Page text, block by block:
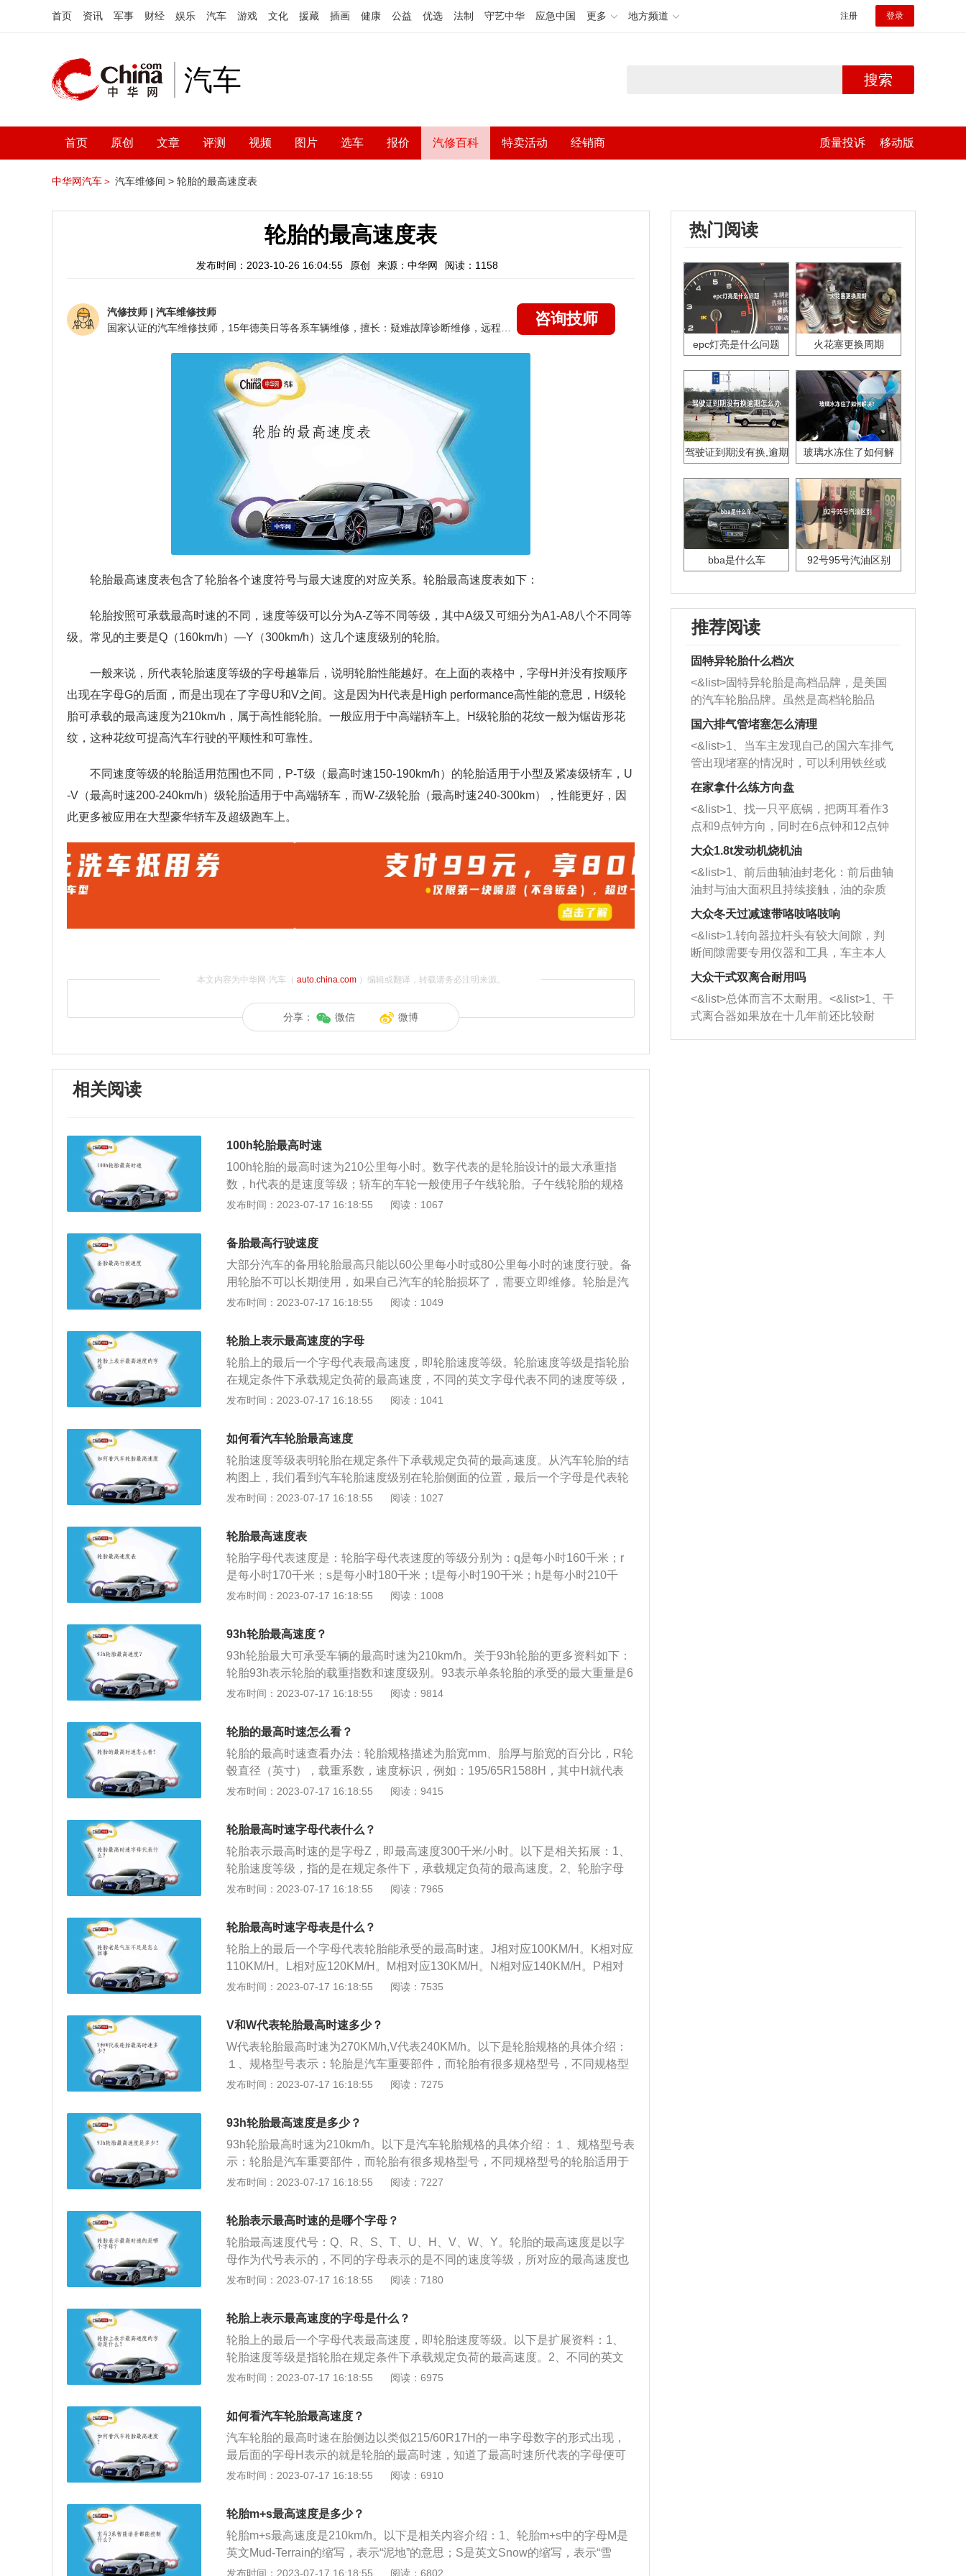
首页 资讯 军事 财经 娱乐 汽车 游戏 文化 援藏 插画 健康 公益 优选 法制 守艺中华 应急中国 更多 地方频道 注册 登录
汽车 搜索
首页 原创 文章 评测 视频 图片 选车 报价 汽修百科 特卖活动 经销商 质量投诉 移动版
中华网汽车＞ 汽车维修间 > 轮胎的最高速度表
轮胎的最高速度表
发布时间：2023-10-26 16:04:55 原创 来源：中华网 阅读：1158
汽修技师 | 汽车维修技师
咨询技师
轮胎最高速度表包含了轮胎各个速度符号与最大速度的对应关系。轮胎最高速度表如下：
轮胎按照可承载最高时速的不同，速度等级可以分为A-Z等不同等级，其中A级又可细分为A1-A8八个不同等
级。常见的主要是Q（160km/h）—Y（300km/h）这几个速度级别的轮胎。
一般来说，所代表轮胎速度等级的字母越靠后，说明轮胎性能越好。在上面的表格中，字母H并没有按顺序
出现在字母G的后面，而是出现在了字母U和V之间。这是因为H代表是High performance高性能的意思，H级轮
胎可承载的最高速度为210km/h，属于高性能轮胎。一般应用于中高端轿车上。H级轮胎的花纹一般为锯齿形花
纹，这种花纹可提高汽车行驶的平顺性和可靠性。
不同速度等级的轮胎适用范围也不同，P-T级（最高时速150-190km/h）的轮胎适用于小型及紧凑级轿车，U
-V（最高时速200-240km/h）级轮胎适用于中高端轿车，而W-Z级轮胎（最高时速240-300km），性能更好，因
此更多被应用在大型豪华轿车及超级跑车上。
本文内容为中华网·汽车（ auto.china.com）编辑或翻译，转载请务必注明来源。
分享： 微信 微博
相关阅读
100h轮胎最高时速
100h轮胎的最高时速为210公里每小时。数字代表的是轮胎设计的最大承重指
数，h代表的是速度等级；轿车的车轮一般使用子午线轮胎。子午线轮胎的规格
包括宽度，高宽比，内径和速度极限符号。特别要指出的是高宽比，其含义是轮
小，轮胎形状越扁平。h或v都表示轮胎的速度等级，即轮胎在规定条件下承载规
定负荷的最高速度100v，最高安全速度极限为240km/h。除此之外还有以下多种
字母所代表不同速度登记：轮胎100h代表的意思是轮胎速度级别、载重指数这两
个参数，数字部分意味着是轮胎的载重指数，字母部分意味着轮胎的速度级别。
其中100就说明轮胎在额定速度下，最大承载重量是800公斤。h是额定的载重之
T、U、H、V、W、Y，其中Y代表的是轮胎的最高速度等级，最高速度可以达到
每小时300km。轮胎的速度等级越高，能够承受的极速就会越大，在驾驶汽车的
过程中，轮胎的抓地力就会越强。汽车的轮胎速度等级越高，轮胎的耐磨性能就
轮胎的耐摩擦性能较差，使用的周期就会越短。
发布时间：2023-07-17 16:18:55 阅读：1067
备胎最高行驶速度
大部分汽车的备用轮胎最高只能以60公里每小时或80公里每小时的速度行驶。备
用轮胎不可以长期使用，如果自己汽车的轮胎损坏了，需要立即维修。轮胎是汽
车上一个重要的部件，轮胎关乎到汽车的行驶稳定性和行驶安全性，轮胎是橡胶
情况下，轮胎安装在汽车上是可以使用四年的，所以建议大家每隔四年更换一次
轮胎。在购买新的轮胎时，也一定要看清楚生产日期，因为轮胎都是有保质期
的。正常情况下，轮胎放着不用的保质期是4到5年，如果出厂超过保质期了，那
就不要购买了。在安装好新的轮胎后，一定要重新给每个车轮做一下动平衡测
试，这样可以防止高速行驶时车轮出现异常抖动现象。如果高速行驶时车轮出现
经常检查一下轮胎的气压，气压对于轮胎来说是很重要的。轮胎的气压不能过高
也不能过低。备胎的使用寿命在5-6年左右。因为备胎没有在车外被风吹雨打所腐
蚀，所以老化速度要慢一点。一般来说轮胎的使用寿命一般是在3年或6万公里左
期，超过保质期的轮胎，整体性能均已下降，在路上跑高温的作用下，很可能撕
些。备胎由于不是长期挂在车上运行，没有磨损，所以一个没有磨损的轮胎和已
经磨损殆尽的轮胎是不一样的，备胎在车上使用本身就存在着一定的安全隐患。
由于备胎一直被放置在后备箱中，所以换上备胎后，因四条胎的摩擦系数不同，
地面附着力不同，气压不同，长时间使用会对车辆的制动系统、转向系统及悬挂
发布时间：2023-07-17 16:18:55 阅读：1049
轮胎上表示最高速度的字母
轮胎上的最后一个字母代表最高速度，即轮胎速度等级。轮胎速度等级是指轮胎
在规定条件下承载规定负荷的最高速度，不同的英文字母代表不同的速度等级，
会用不同英文字母代号来表示轮胎的速度等级。常见的轮胎速度等级有Q代表的
是190千米/小时、U代表的是200千米/小时、H代表的是210千米/小时、V代表的
是240千米/小时、W代表的是270千米/小时、Y代表的是300千米/小时。轮胎是在
各种车辆或机械上装配的接地滚动的圆环形弹性橡胶制品，通常安装在金属轮辋
上，能支承车身，缓冲外界冲击，实现与路面的接触并保证车辆的行驶性能。
发布时间：2023-07-17 16:18:55 阅读：1041
如何看汽车轮胎最高速度
轮胎速度等级表明轮胎在规定条件下承载规定负荷的最高速度。从汽车轮胎的结
构图上，我们看到汽车轮胎速度级别在轮胎侧面的位置，最后一个字母是代表轮
胎的速度等级。一般来讲，代表轮胎速度等级的字母越靠后，就说明这种轮胎性
速度150—190km/h）的轮胎适用于小型及紧凑级轿车，U—V（最高速度200—2
40km/h）级轮胎适用于中高端轿车，而性能最好的W—Z轮胎由于可承载的最高
速度在240—300km之间，因而通常被应用在大型豪华轿车以及超级跑车上。
发布时间：2023-07-17 16:18:55 阅读：1027
轮胎最高速度表
轮胎字母代表速度是：轮胎字母代表速度的等级分别为：q是每小时160千米；r
是每小时170千米；s是每小时180千米；t是每小时190千米；h是每小时210千
米；v是每小时240千米；w是每小时270千米；y是每小时300千米；zr是速度高
查轮胎的磨损情况，根据磨损情况及时更换；进行四轮换位，四轮换位能保证车
辆4个轮胎均匀受力，避免过度磨损。
发布时间：2023-07-17 16:18:55 阅读：1008
93h轮胎最高速度？
93h轮胎最大可承受车辆的最高时速为210km/h。关于93h轮胎的更多资料如下：
轮胎93h表示轮胎的载重指数和速度级别。93表示单条轮胎的承受的最大重量是6
50KG，h表示轮胎最大可以承受车辆的最高时速为210km/h。拓展资料：轮胎是
传送牵引和制动的扭力，保证车轮与路面的附着力；减轻和吸收汽车在行驶时的
震动和冲击力。
发布时间：2023-07-17 16:18:55 阅读：9814
轮胎的最高时速怎么看？
轮胎的最高时速查看办法：轮胎规格描述为胎宽mm、胎厚与胎宽的百分比，R轮
毂直径（英寸），载重系数，速度标识，例如：195/65R1588H，其中H就代表
的最高时速。轮胎的速度等级通常用字母和数字表示，速度等级表明轮胎在规定
在驾驶过程中，汽车车速绝对不可以超过轮胎的速度等级。轮胎是在各种车辆或
机械上装配的接地滚动的圆环形弹性橡胶制品，通常安装在金属轮辋上，能支承
车身、缓冲外界冲击，实现与路面的接触并保证车辆的行驶性能。
发布时间：2023-07-17 16:18:55 阅读：9415
轮胎最高时速字母代表什么？
轮胎表示最高时速的是字母Z，即最高速度300千米/小时。以下是相关拓展：1、
轮胎速度等级，指的是在规定条件下，承载规定负荷的最高速度。2、轮胎字母
分级：J、K、L、M、N、P、Q、R、S、T、U、H、V、W、Y、Z。3、所对应
0、210、240、270、300千米/小时。
发布时间：2023-07-17 16:18:55 阅读：7965
轮胎最高时速字母表是什么？
轮胎上的最后一个字母代表轮胎能承受的最高时速。J相对应100KM/H。K相对应
110KM/H。L相对应120KM/H。M相对应130KM/H。N相对应140KM/H。P相对
应150KM/H。Q相对应160KM/H。R相对应170KM/H。以下是关于汽车轮胎和汽
路面接触，和汽车悬架共同来缓和汽车行驶时所受到的冲击。2、汽车时速：汽
车行车速度是指汽车在单位时间内驶过的距离，简称车速，常用单位是公里/小时
或米/秒。
发布时间：2023-07-17 16:18:55 阅读：7535
V和W代表轮胎最高时速多少？
W代表轮胎最高时速为270KM/h,V代表240KM/h。以下是轮胎规格的具体介绍：
１、规格型号表示：轮胎是汽车重要部件，而轮胎有很多规格型号，不同规格型
号的轮胎适用于不同的车型。规格型号标识通常在轮胎侧边，以一连串的字母数
速度等级。２、速度等级：按照可承载最高时速的不同，轮胎的速度等级可以分
为A-Z等不同等级，其中A级又可细分为A1-A8八个不同等级。所代表轮胎速度等
级的字母越靠后，说明轮胎性能越好。
发布时间：2023-07-17 16:18:55 阅读：7275
93h轮胎最高速度是多少？
93h轮胎最高时速为210km/h。以下是汽车轮胎规格的具体介绍：１、规格型号表
示：轮胎是汽车重要部件，而轮胎有很多规格型号，不同规格型号的轮胎适用于
不同的车型。规格型号标识通常在轮胎侧边，以一连串的字母数字标识，对应表
速度等级：按照可承载最高时速的不同，轮胎的速度等级可以分为A-Z等不同等
级，其中A级又可细分为A1-A8八个不同等级。所代表轮胎速度等级的字母越靠
后，说明轮胎性能越好。
发布时间：2023-07-17 16:18:55 阅读：7227
轮胎表示最高时速的是哪个字母？
轮胎最高速度代号：Q、R、S、T、U、H、V、W、Y。轮胎的最高速度是以字
母作为代号表示的，不同的字母表示的是不同的速度等级，所对应的最高速度也
就不一样。Q代表的是160公里/小时、R代表的是170公里/小时、S代表的是180
公里/小时、V代表的是240公里/小时、W代表的是270公里/小时、Y代表的是300
公里/小时。一般情况下，P-T（150-190Km/h）的轮胎适用于小型及紧凑型车，
U-V（200-240Km/h）的轮胎适用于中高端车。而W-Z（270Km/h+）则用于大型
豪华轿车以及跑车上。
发布时间：2023-07-17 16:18:55 阅读：7180
轮胎上表示最高速度的字母是什么？
轮胎上的最后一个字母代表最高速度，即轮胎速度等级。以下是扩展资料：1、
轮胎速度等级是指轮胎在规定条件下承载规定负荷的最高速度。2、不同的英文
字母代表不同的速度等级。例如轮胎上的速度等级为W代表的是270KM/h，V代
的轮胎最后一个字母都是v，这表示轮胎可以承受240公里每小时的最高速度，在
速度等级前面的数字表示轮胎的载重指数。
发布时间：2023-07-17 16:18:55 阅读：6975
如何看汽车轮胎最高速度？
汽车轮胎的最高时速在胎侧边以类似215/60R17H的一串字母数字的形式出现，
最后面的字母H表示的就是轮胎的最高时速，知道了最高时速所代表的字母便可
对照速度等级表找出相对应的最高时速，H对应的最高时速为210KM/h。关于轮
期：如果生产日期是很久之前的日期，就不要购买。轮胎是橡胶制品，即使放着
不用也会出现老化现象。2、平时用车时，需要经常检查胎压和轮胎表面是否存
在破损：轮胎的胎壁比较脆弱，如果胎壁被划破或扎破将无法修补。建议车主每
四年更换一次轮胎，即使四年内行驶的里程较少也要更换。
发布时间：2023-07-17 16:18:55 阅读：6910
轮胎m+s最高速度是多少？
轮胎m+s最高速度是210km/h。以下是相关内容介绍：1、轮胎m+s中的字母M是
英文Mud-Terrain的缩写，表示“泥地”的意思；S是英文Snow的缩写，表示“雪
地”的意思。2、一些轮胎上有这种M+S标识代表的就是这款轮胎可以在雪地和泥
发布时间：2023-07-17 16:18:55 阅读：6802
热门阅读
epc灯亮是什么问题 火花塞更换周期
驾驶证到期没有换,逾期
玻璃水冻住了如何解
bba是什么车 92号95号汽油区别
推荐阅读
固特异轮胎什么档次
<&list>固特异轮胎是高档品牌，是美国
的汽车轮胎品牌。虽然是高档轮胎品
牌，但是中高低端的轮胎都有生产，这
也是为了更好的开拓市场。
国六排气管堵塞怎么清理
<&list>1、当车主发现自己的国六车排气
管出现堵塞的情况时，可以利用铁丝或
者是细棍，直接将杂物给取出来，如果
堵塞情况比较严重，也可以采取应急措
施。 <&list>2、直接利用木棍将所有的
杂物推到排气管里面的位置处，然后将
三元催化器拆解开，就可以将堵塞的东
西取出来。但如果是因为积碳过多引起
的堵塞，就需要将三元催化器泡在草酸
洗剂对堵塞的情况得到解决，将清洗剂
放在燃油箱中，与燃油混合后，车辆启
动时，就可以和汽油一起进入到燃烧
室，最后形成废气排出，就可以让三元
催化器得到清洗，排气管堵塞的情况就
能够得到解决。
在家拿什么练方向盘
<&list>1、找一只平底锅，把两耳看作3
点和9点钟方向，同时在6点钟和12点钟
方向做一个标记。 <&list>2、双手握住
一圈半的练习，往右同样也要打相同的
圈数。 <&list>3、最后强调要反复练
习，这样就可以形成肌肉记忆，在真实
驾驶车辆时，不需要记忆也能打好方
向。
大众1.8t发动机烧机油
<&list>1、前后曲轴油封老化：前后曲轴
油封与油大面积且持续接触，油的杂质
和发动机内持续温度变化使其密封效果
逐渐减弱，导致渗油或漏油。<&list>2、
活塞间隙过大：积碳会使活塞环与缸体
的间隙扩大，导致机油流入燃烧室中，
造成烧机油。<&list>3、机油粘度。使用
机油粘度过小的话，同样会有烧机油现
象，机油粘度过小具有很好的流动性，
大众冬天过减速带咯吱咯吱响
<&list>1.转向器拉杆头有较大间隙，判
断间隙需要专用仪器和工具，车主本人
无法制作，需要将车辆送到修理厂或4s
店；<&list>2.车辆半轴套管防尘罩破
裂，破裂后会出现漏油现象，使半轴磨
损严重，磨损的半轴容易损坏，产生异
响；<&list>3.稳定器的转向胶套和球头
大众干式双离合耐用吗
<&list>总体而言不太耐用。<&list>1、干
式离合器如果放在十几年前还比较耐